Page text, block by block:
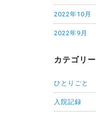
2022年10月
2022年9月
カテゴリー
ひとりごと
入院記録